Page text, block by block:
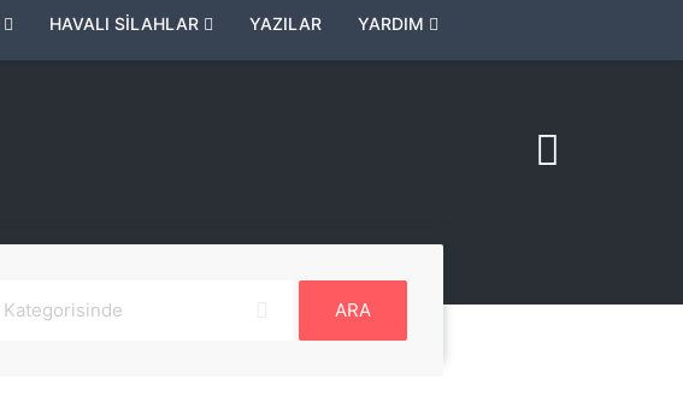
HAVALI SİLAHLAR YAZILAR YARDIM
ARA